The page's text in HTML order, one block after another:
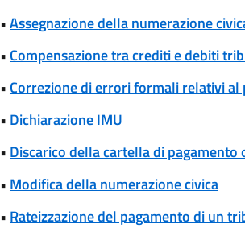
•Assegnazione della numerazione
• Compensazione tra crediti e debiti
• Correzione di errori formali relativi
• Dichiarazione IMU
• Discarico della cartella di
• Modifica della numerazione civica
• Rateizzazione del pagamento di un